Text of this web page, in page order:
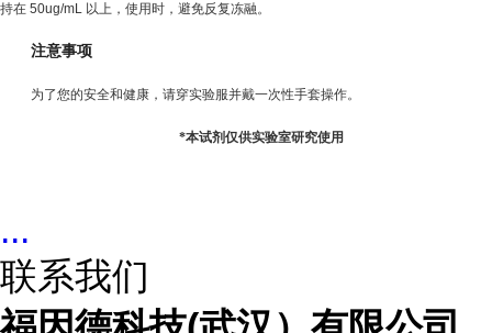
持在 50ug/mL 以上，使用时，避免反复冻融。
注意事项
为了您的安全和健康，请穿实验服并戴一次性手套操作。
*本试剂仅供实验室研究使用
...
联系我们